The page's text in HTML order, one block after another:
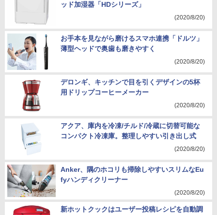
ッド加湿器「HDシリーズ」
(2020/8/20)
お手本を見ながら磨けるスマホ連携「ドルツ」
薄型ヘッドで奥歯も磨きやすく
(2020/8/20)
デロンギ、キッチンで目を引くデザインの5杯
用ドリップコーヒーメーカー
(2020/8/20)
アクア、庫内を冷凍/チルド/冷蔵に切替可能な
コンパクト冷凍庫。整理しやすい引き出し式
(2020/8/20)
Anker、隅のホコリも掃除しやすいスリムなEu
fyハンディクリーナー
(2020/8/20)
新ホットクックはユーザー投稿レシピを自動調